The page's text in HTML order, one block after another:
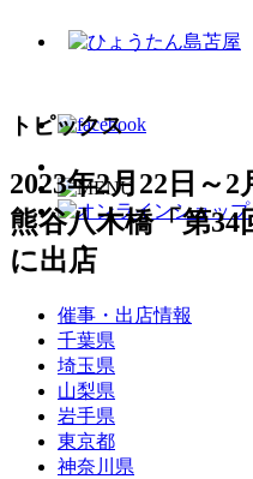
トピックス
2023年2月22日～2
熊谷八木橋「第34
に出店
催事・出店情報
千葉県
埼玉県
山梨県
岩手県
東京都
神奈川県